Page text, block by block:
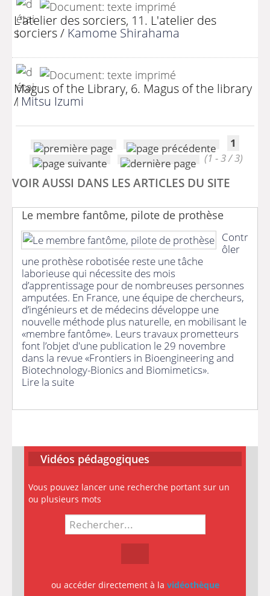
L'atelier des sorciers, 11. L'atelier des
sorciers/ Kamome Shirahama
Magus of the Library, 6. Magus of the library
/ Mitsu Izumi
1
(1 - 3 / 3)
VOIR AUSSI DANS LES ARTICLES DU SITE
Le membre fantôme, pilote de prothèse
Contr
ôler
une prothèse robotisée reste une tâche
laborieuse qui nécessite des mois
d’apprentissage pour de nombreuses personnes
amputées. En France, une équipe de chercheurs,
d’ingénieurs et de médecins développe une
nouvelle méthode plus naturelle, en mobilisant le
«membre fantôme». Leurs travaux prometteurs
font l’objet d'une publication le 29 novembre
dans la revue «Frontiers in Bioengineering and
Biotechnology-Bionics and Biomimetics».
Lire la suite
Vidéos pédagogiques
Vous pouvez lancer une recherche portant sur un
ou plusieurs mots
ou accéder directement à la vidéothèque